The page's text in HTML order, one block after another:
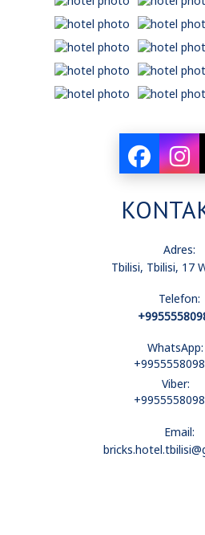
Adres:
Tbilisi, Tbilisi, 17
Telefon:
WhatsApp:
Viber:
Email: